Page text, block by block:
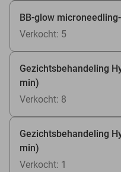
BB-glow
Verkocht: 5
Gezichtsbehandeling
min)
Verkocht: 8
Gezichtsbehandeling
min)
Verkocht: 1